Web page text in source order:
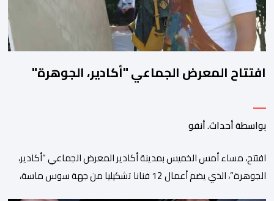
افتتاح المعرض الجماعي "أكادير، الجوهرة"
بواسطة أحداث. أنفو
افتتح، مساء أمس الخميس بمدينة أكادير المعرض الجماعي “أكادير،
الجوهرة”، الذي يضم أعمال 12 فنانا تشكيليا من جهة سوس ماسة،